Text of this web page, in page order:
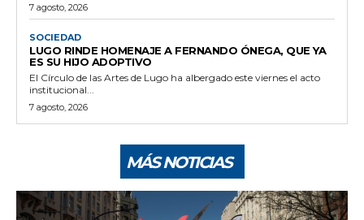
7 agosto, 2026
SOCIEDAD
LUGO RINDE HOMENAJE A FERNANDO ÓNEGA, QUE YA
ES SU HIJO ADOPTIVO
El Círculo de las Artes de Lugo ha albergado este viernes el acto
institucional...
7 agosto, 2026
MÁS NOTICIAS